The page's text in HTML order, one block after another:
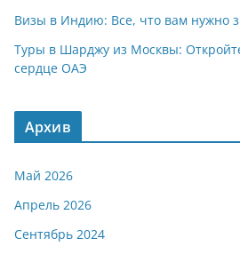
Визы в Индию: Все, что вам нужно
Туры в Шарджу из Москвы:
сердце ОАЭ
Архив
Май 2026
Апрель 2026
Сентябрь 2024